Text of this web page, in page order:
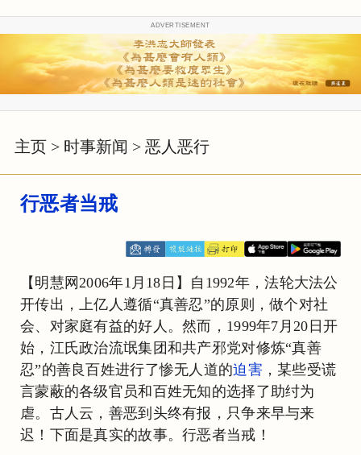
ADVERTISEMENT
主页 > 时事新闻 > 恶人恶行
行恶者当戒
【明慧网2006年1月18日】自1992年，法轮大法公
开传出，上亿人遵循“真善忍”的原则，做个对社
会、对家庭有益的好人。然而，1999年7月20日开
始，江氏政治流氓集团和共产邪党对修炼“真善
忍”的善良百姓进行了惨无人道的迫害，某些受谎
言蒙蔽的各级官员和百姓无知的选择了助纣为
虐。古人云，善恶到头终有报，只争来早与来
迟！下面是真实的故事。行恶者当戒！